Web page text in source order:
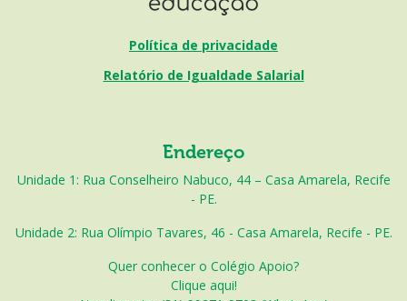
Política de privacidade
Relatório de Igualdade Salarial
Endereço
Unidade 1: Rua Conselheiro Nabuco, 44 – Casa Amarela, Recife
- PE.
Unidade 2: Rua Olímpio Tavares, 46 - Casa Amarela, Recife - PE.
Quer conhecer o Colégio Apoio?
Clique aqui!